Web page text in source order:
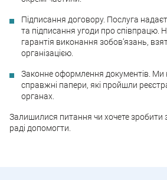
Підписання договору. Послуга
та підписання угоди про співпрацю.
гарантія виконання зобов’язань,
організацією.
Законне оформлення документів. Ми
справжні папери, які пройшли
органах.
Залишилися питання чи хочете
раді допомогти.